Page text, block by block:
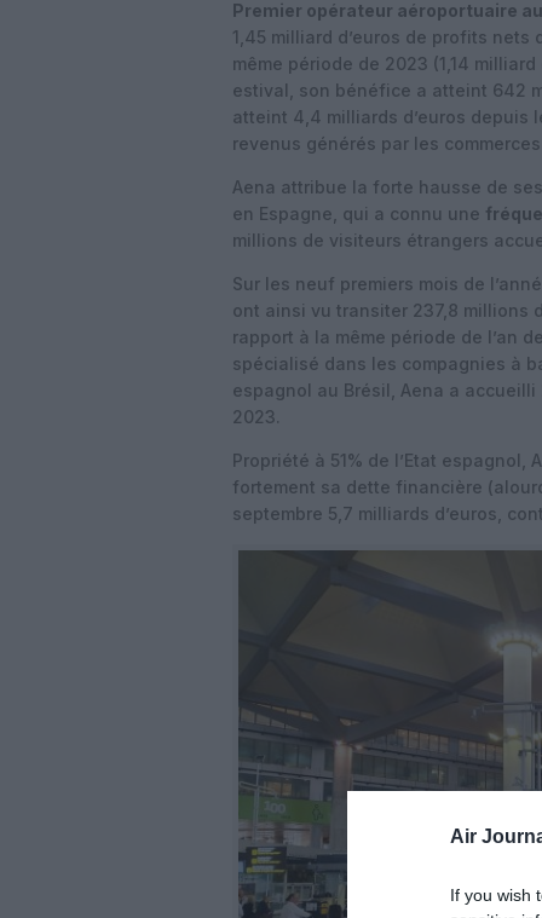
Air
If you wish
Premier opérateur aéroportuaire
1,45 milliard d’euros de profits
même période de 2023 (1,14
estival, son bénéfice a atteint 642
atteint 4,4 milliards d’euros depuis
revenus générés par les
Aena attribue la forte hausse de
en Espagne, qui a connu une
millions de visiteurs étrangers
Sur les neuf premiers mois de
ont ainsi vu transiter 237,8 millions
rapport à la même période de l’an
spécialisé dans les compagnies à
espagnol au Brésil, Aena a
2023.
Propriété à 51% de l’Etat
fortement sa dette financière
septembre 5,7 milliards d’euros,